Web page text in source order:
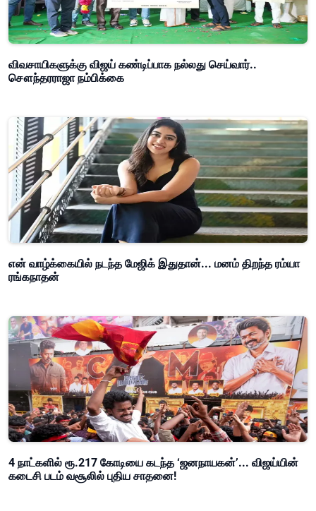
விவசாயிகளுக்கு விஜய் கண்டிப்பாக நல்லது செய்வார்..
சௌந்தரராஜா நம்பிக்கை
என் வாழ்க்கையில் நடந்த மேஜிக் இதுதான்... மனம் திறந்த ரம்யா
ரங்கநாதன்
4 நாட்களில் ரூ.217 கோடியை கடந்த ‘ஜனநாயகன்’... விஜய்யின்
கடைசி படம் வசூலில் புதிய சாதனை!